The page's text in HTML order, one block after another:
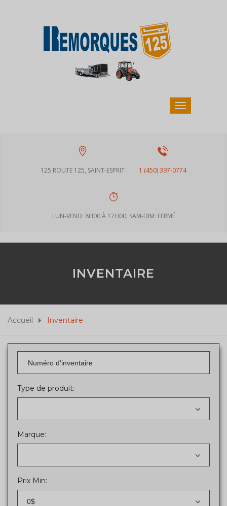
125 ROUTE 125, SAINT-ESPRIT 1 (450) 397-0774
LUN-VEND: 8H00 À 17H00, SAM-DIM: FERMÉ
INVENTAIRE
Accueil Inventaire
Type de produit:
Marque:
Prix Min:
0$